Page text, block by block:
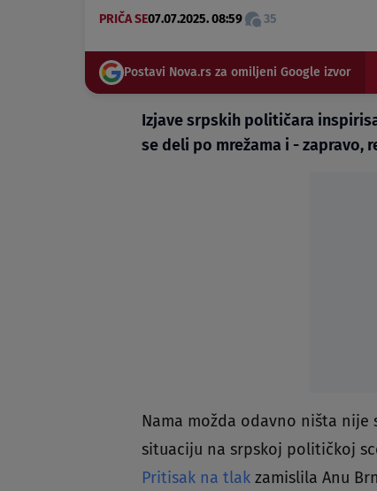
PRIČA SE07.07.2025. 08:59 35
Postavi Nova.rs za omiljeni Google izvor
Izjave srpskih političara
se deli po mrežama i - zapravo,
Nama možda odavno ništa nije
situaciju na srpskoj političkoj
Pritisak na tlak zamislila Anu